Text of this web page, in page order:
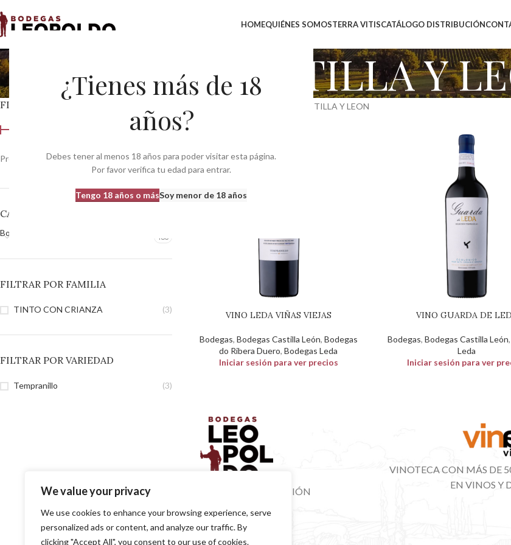
¿Tienes más de 18
años?
Debes tener al menos 18 años para poder visitar esta página.
Por favor verifica tu edad para entrar.
Tengo 18 años o másSoy menor de 18 años
We value your privacy
We use cookies to enhance your browsing experience, serve
personalized ads or content, and analyze our traffic. By
clicking "Accept All", you consent to our use of cookies.
HOMEQUIÉNES SOMOSTERRA VITISCATÁLOGO DISTRIBUCIÓN
vt CASTILLA Y
FILTRAR POR PRECIO
Filtrar
Precio: —370 €
CATEGORÍAS DEL PRODUCTO
Bodegas 483
FILTRAR POR FAMILIA
TINTO CON CRIANZA (3)
FILTRAR POR VARIEDAD
Tempranillo (3)
vt CASTILLA Y LEON
VINO LEDA VIÑAS VIEJAS
Bodegas, Bodegas Castilla León, Bodegas
do Ribera Duero,Bodegas Leda
Iniciar sesión para ver precios
VINO GUARDA DE
Bodegas,Bodegas Castilla León
Leda
Iniciar sesión para ver
SOLUCIONES EN DISTRIBUCIÓN
VINOTECA CON MÁS DE
EN VINOS Y